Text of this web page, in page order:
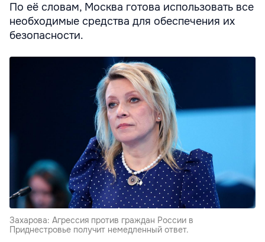
По её словам, Москва готова использовать все
необходимые средства для обеспечения их
безопасности.
Захарова: Агрессия против граждан России в
Приднестровье получит немедленный ответ.